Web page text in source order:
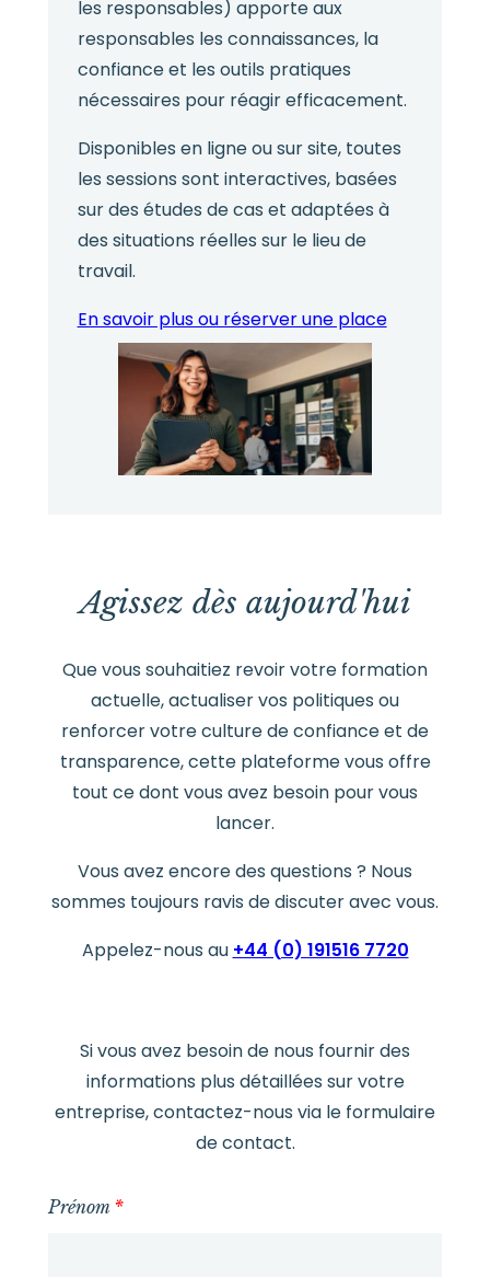
les responsables) apporte aux
responsables les connaissances, la
confiance et les outils pratiques
nécessaires pour réagir efficacement.
Disponibles en ligne ou sur site, toutes
les sessions sont interactives, basées
sur des études de cas et adaptées à
des situations réelles sur le lieu de
travail.
En savoir plus ou réserver une place
Agissez dès aujourd'hui
Que vous souhaitiez revoir votre formation
actuelle, actualiser vos politiques ou
renforcer votre culture de confiance et de
transparence, cette plateforme vous offre
tout ce dont vous avez besoin pour vous
lancer.
Vous avez encore des questions ? Nous
sommes toujours ravis de discuter avec vous.
Appelez-nous au +44 (0) 191516 7720
Si vous avez besoin de nous fournir des
informations plus détaillées sur votre
entreprise, contactez-nous via le formulaire
de contact.
Prénom *